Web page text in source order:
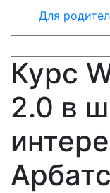
Для
Курс
2.0 в